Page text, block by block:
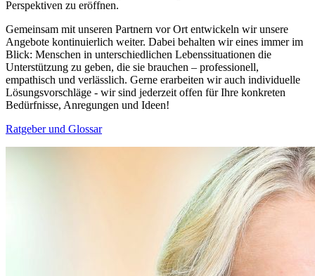
Perspektiven zu eröffnen.
Gemeinsam mit unseren Partnern vor Ort entwickeln wir unsere
Angebote kontinuierlich weiter. Dabei behalten wir eines immer im
Blick: Menschen in unterschiedlichen Lebenssituationen die
Unterstützung zu geben, die sie brauchen – professionell,
empathisch und verlässlich. Gerne erarbeiten wir auch individuelle
Lösungsvorschläge - wir sind jederzeit offen für Ihre konkreten
Bedürfnisse, Anregungen und Ideen!
Ratgeber und Glossar